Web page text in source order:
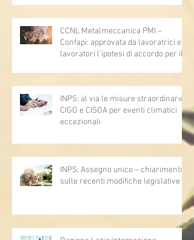
articoli 1362, 2697, 2730, 2732, 2734
e 2735)
CCNL Metalmeccanica PMI –
Confapi: approvata da lavoratrici e
lavoratori l’ipotesi di accordo per il
INPS: al via le misure straordinarie
CIGO e CISOA per eventi climatici
eccezionali
INPS: Assegno unico – chiarimenti
sulle recenti modifiche legislative